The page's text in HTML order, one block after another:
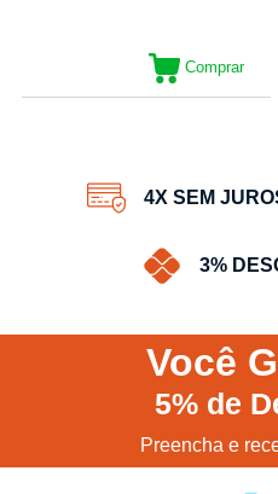
Comprar
4X SEM
3%
Você
5% de
Preencha e